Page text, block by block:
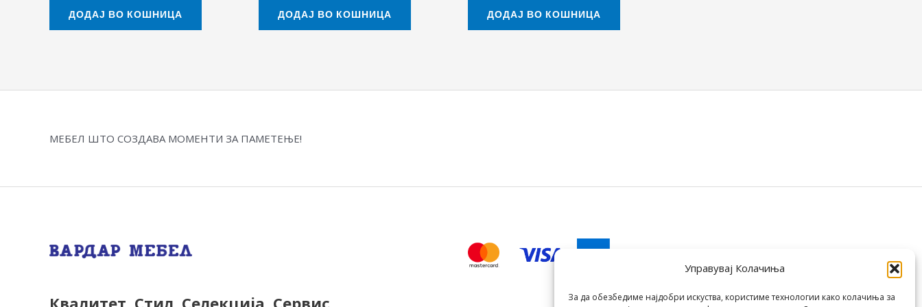
Управувај Колачиња
За да обезбедиме најдобри искуства, користиме технологии како колачиња за
ДОДАЈ ВО КОШНИЦА ДОДАЈ ВО КОШНИЦА ДОДАЈ ВО КОШНИЦА
МЕБЕЛ ШТО СОЗДАВА МОМЕНТИ ЗА ПАМЕТЕЊЕ!
Квалитет, Стил, Селекција, Сервис